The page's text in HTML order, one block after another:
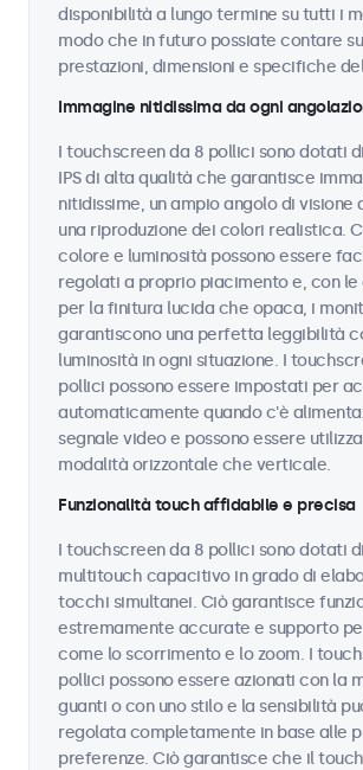
disponibilità a lungo termine su tutti i
modo che in futuro possiate contare
prestazioni, dimensioni e specifiche
Immagine nitidissima da ogni
I touchscreen da 8 pollici sono dotati
IPS di alta qualità che garantisce
nitidissime, un ampio angolo di visione
una riproduzione dei colori realistica.
colore e luminosità possono essere
regolati a proprio piacimento e, con le
per la finitura lucida che opaca, i
garantiscono una perfetta leggibilità
luminosità in ogni situazione. I
pollici possono essere impostati per
automaticamente quando c'è
segnale video e possono essere
modalità orizzontale che verticale.
Funzionalità touch affidabile e precisa
I touchscreen da 8 pollici sono dotati
multitouch capacitivo in grado di
tocchi simultanei. Ciò garantisce
estremamente accurate e supporto
come lo scorrimento e lo zoom. I
pollici possono essere azionati con la
guanti o con uno stilo e la sensibilità
regolata completamente in base alle
preferenze. Ciò garantisce che il